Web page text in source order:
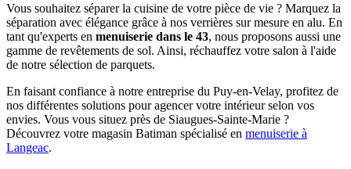
Vous souhaitez séparer la cuisine de votre pièce de vie ? Marquez la
séparation avec élégance grâce à nos verrières sur mesure en alu. En
tant qu'experts en menuiserie dans le 43, nous proposons aussi une
gamme de revêtements de sol. Ainsi, réchauffez votre salon à l'aide
de notre sélection de parquets.
En faisant confiance à notre entreprise du Puy-en-Velay, profitez de
nos différentes solutions pour agencer votre intérieur selon vos
envies. Vous vous situez près de Siaugues-Sainte-Marie ?
Découvrez votre magasin Batiman spécialisé en menuiserie à
Langeac.